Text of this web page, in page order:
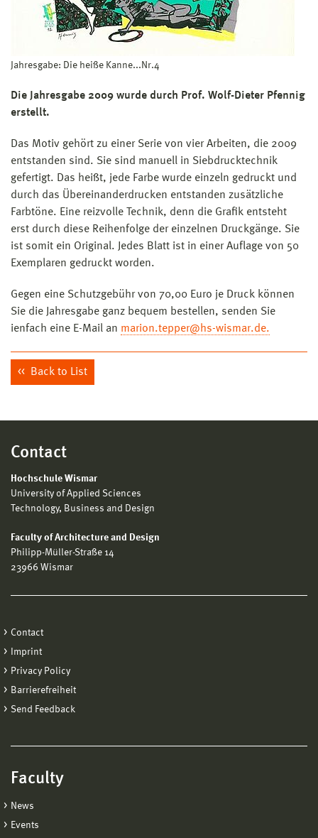
Jahresgabe: Die heiße Kanne...Nr.4
Die Jahresgabe 2009 wurde durch Prof. Wolf-Dieter Pfennig
erstellt.
Das Motiv gehört zu einer Serie von vier Arbeiten, die 2009
entstanden sind. Sie sind manuell in Siebdrucktechnik
gefertigt. Das heißt, jede Farbe wurde einzeln gedruckt und
durch das Übereinanderdrucken entstanden zusätzliche
Farbtöne. Eine reizvolle Technik, denn die Grafik entsteht
erst durch diese Reihenfolge der einzelnen Druckgänge. Sie
ist somit ein Original. Jedes Blatt ist in einer Auflage von 50
Exemplaren gedruckt worden.
Gegen eine Schutzgebühr von 70,00 Euro je Druck können
Sie die Jahresgabe ganz bequem bestellen, senden Sie
ienfach eine E-Mail an marion.tepper@hs-wismar.de.
Back to List
Contact
Hochschule Wismar
University of Applied Sciences
Technology, Business and Design
Faculty of Architecture and Design
Philipp-Müller-Straße 14
23966 Wismar
Contact
Imprint
Privacy Policy
Barrierefreiheit
Send Feedback
Faculty
News
Events